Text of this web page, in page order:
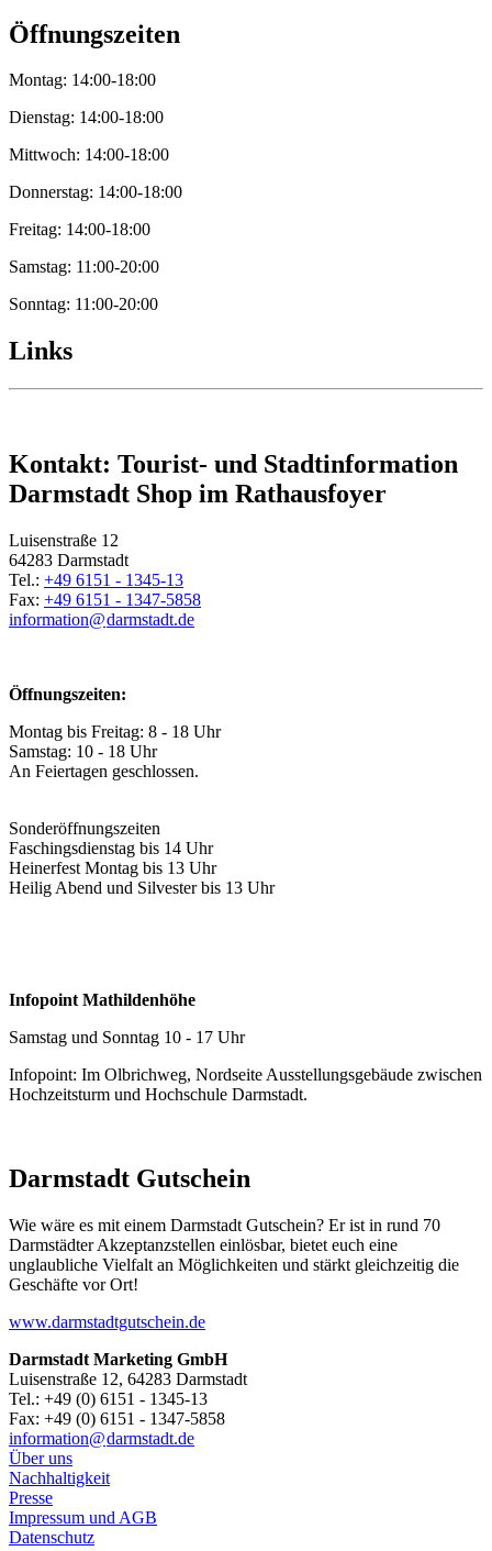
Öffnungszeiten
Montag: 14:00-18:00
Dienstag: 14:00-18:00
Mittwoch: 14:00-18:00
Donnerstag: 14:00-18:00
Freitag: 14:00-18:00
Samstag: 11:00-20:00
Sonntag: 11:00-20:00
Links
Kontakt: Tourist- und Stadtinformation
Darmstadt Shop im Rathausfoyer
Luisenstraße 12
64283 Darmstadt
Tel.: +49 6151 - 1345-13
Fax: +49 6151 - 1347-5858
information@darmstadt.de
Öffnungszeiten:
Montag bis Freitag: 8 - 18 Uhr
Samstag: 10 - 18 Uhr
An Feiertagen geschlossen.
Sonderöffnungszeiten
Faschingsdienstag bis 14 Uhr
Heinerfest Montag bis 13 Uhr
Heilig Abend und Silvester bis 13 Uhr
Infopoint Mathildenhöhe
Samstag und Sonntag 10 - 17 Uhr
Infopoint: Im Olbrichweg, Nordseite Ausstellungsgebäude zwischen
Hochzeitsturm und Hochschule Darmstadt.
Darmstadt Gutschein
Wie wäre es mit einem Darmstadt Gutschein? Er ist in rund 70
Darmstädter Akzeptanzstellen einlösbar, bietet euch eine
unglaubliche Vielfalt an Möglichkeiten und stärkt gleichzeitig die
Geschäfte vor Ort!
www.darmstadtgutschein.de
Darmstadt Marketing GmbH
Luisenstraße 12, 64283 Darmstadt
Tel.: +49 (0) 6151 - 1345-13
Fax: +49 (0) 6151 - 1347-5858
information@darmstadt.de
Über uns
Nachhaltigkeit
Presse
Impressum und AGB
Datenschutz